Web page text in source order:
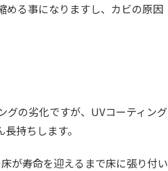
める事になりますし、カビの原因
グの劣化ですが、UVコーティング
持ちします。
が寿命を迎えるまで床に張り付い